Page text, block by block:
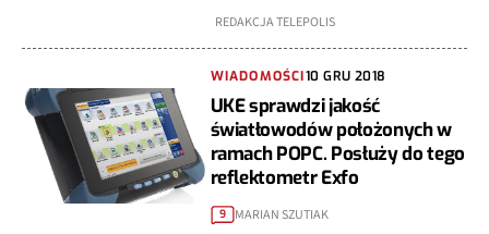
REDAKCJA TELEPOLIS
WIADOMOŚCI10 GRU 2018
UKE sprawdzi jakość
światłowodów położonych w
ramach POPC. Posłuży do tego
reflektometr Exfo
9 MARIAN SZUTIAK